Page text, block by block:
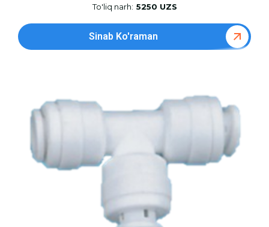
To'liq narh: 5250 UZS
Sinab Ko'raman